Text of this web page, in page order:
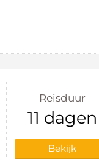
Reisduur
11 dagen
Bekijk